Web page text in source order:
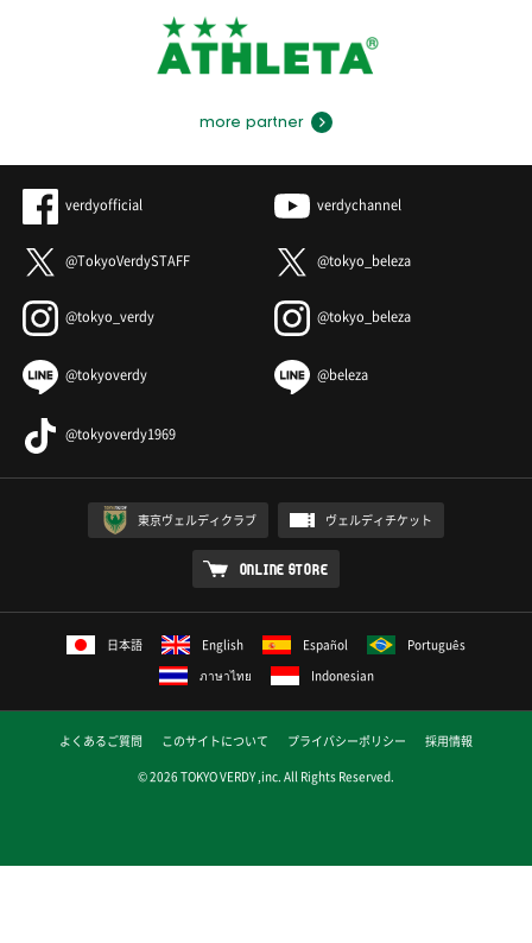
more partner
verdyofficial verdychannel
@TokyoVerdySTAFF @tokyo_beleza
@tokyo_verdy @tokyo_beleza
@tokyoverdy @beleza
@tokyoverdy1969
東京ヴェルディクラブ ヴェルディチケット
ONLINE STORE
日本語 English Español
Português
ภาษาไทย
Indonesian
よくあるご質問 このサイトについて プライバシーポリシー
採用情報
© 2026 TOKYO VERDY ,inc. All Rights Reserved.